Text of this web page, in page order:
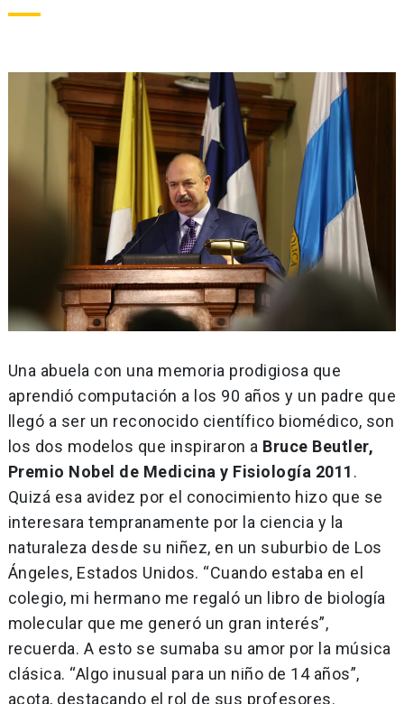
Una abuela con una memoria prodigiosa que
aprendió computación a los 90 años y un padre que
llegó a ser un reconocido científico biomédico, son
los dos modelos que inspiraron a Bruce Beutler,
Premio Nobel de Medicina y Fisiología 2011 .
Quizá esa avidez por el conocimiento hizo que se
interesara tempranamente por la ciencia y la
naturaleza desde su niñez, en un suburbio de Los
Ángeles, Estados Unidos. “Cuando estaba en el
colegio, mi hermano me regaló un libro de biología
molecular que me generó un gran interés”,
recuerda. A esto se sumaba su amor por la música
clásica. “Algo inusual para un niño de 14 años”,
acota, destacando el rol de sus profesores.